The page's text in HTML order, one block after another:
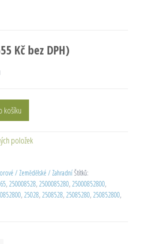
Kč bez DPH)
košíku
položek
/ Zemědělské / ZahradníŠtítků:
, 250008528, 2500085280, 25000852800,
, 25028, 2508528, 25085280, 250852800,